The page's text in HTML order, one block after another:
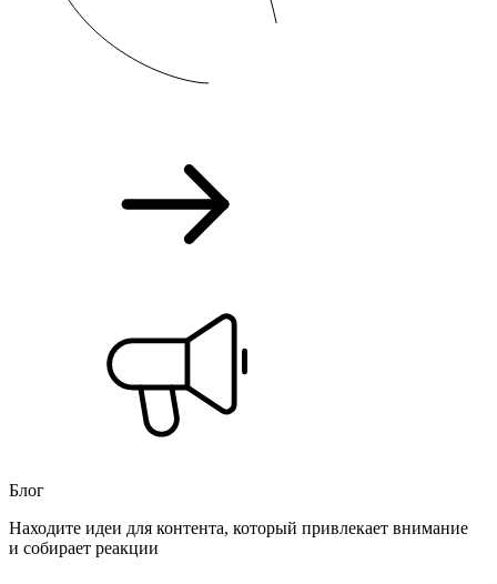
Блог
Находите идеи для контента, который привлекает внимание
и собирает реакции